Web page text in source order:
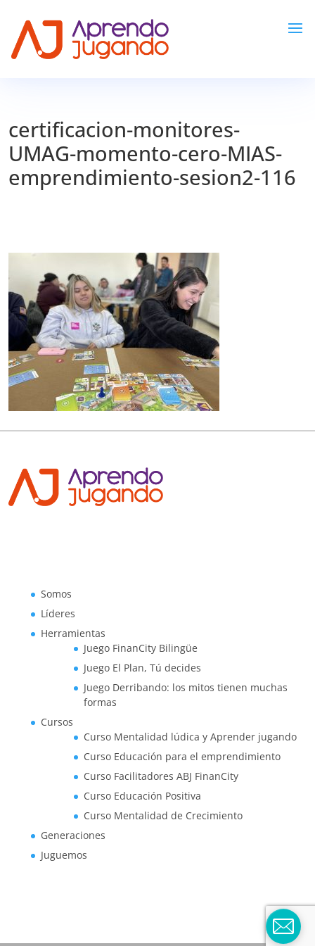
certificacion-monitores-
UMAG-momento-cero-MIAS-
emprendimiento-sesion2-116
Somos
Líderes
Herramientas
Juego FinanCity Bilingüe
Juego El Plan, Tú decides
Juego Derribando: los mitos tienen muchas
formas
Cursos
Curso Mentalidad lúdica y Aprender jugando
Curso Educación para el emprendimiento
Curso Facilitadores ABJ FinanCity
Curso Educación Positiva
Curso Mentalidad de Crecimiento
Generaciones
Juguemos